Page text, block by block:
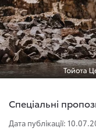
Спеціальні
Дата публікації: